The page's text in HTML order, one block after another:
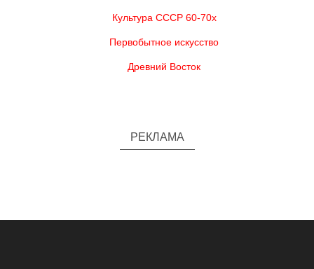
Культура СССР 60-70х
Первобытное искусство
Древний Восток
РЕКЛАМА